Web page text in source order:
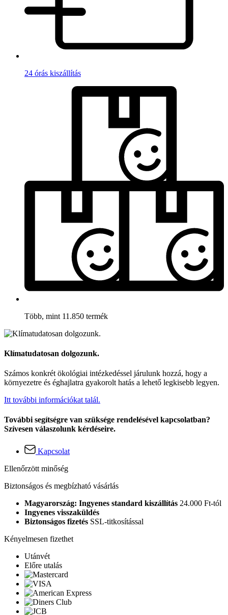
24 órás kiszállítás
Több, mint 11.850 termék
Klímatudatosan dolgozunk.
Számos konkrét ökológiai intézkedéssel járulunk hozzá, hogy a
környezetre és éghajlatra gyakorolt hatás a lehető legkisebb legyen.
Itt további információkat talál.
További segítségre van szüksége rendelésével kapcsolatban?
Szívesen válaszolunk kérdéseire.
Kapcsolat
Ellenőrzött minőség
Biztonságos és megbízható vásárlás
Magyarország: Ingyenes standard kiszállítás 24.000 Ft-tól
Ingyenes visszaküldés
Biztonságos fizetés SSL-titkosítással
Kényelmesen fizethet
Utánvét
Előre utalás